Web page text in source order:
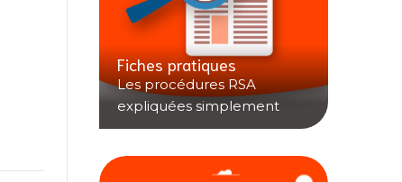
Fiches pratiques
Les procédures RSA
expliquées simplement